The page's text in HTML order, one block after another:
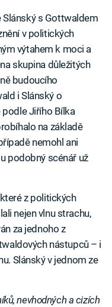
s Gottwaldem
v politických
výtahem k moci a
skupina důležitých
budoucího
i Slánský o
podle Jiřího Bílka
na základě
nemohl ani
podobný scénář už
z politických
nejen vlnu strachu,
za jednoho z
nástupců – i
Slánský v jednom ze
nevhodných a cizích